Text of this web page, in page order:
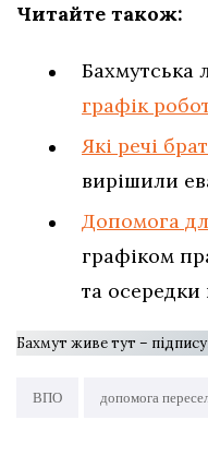
Читайте також:
Бахмутська
графік
Які речі
вирішили
Допомога
графіком
та осередки
Бахмут живе тут –
ВПО допомога